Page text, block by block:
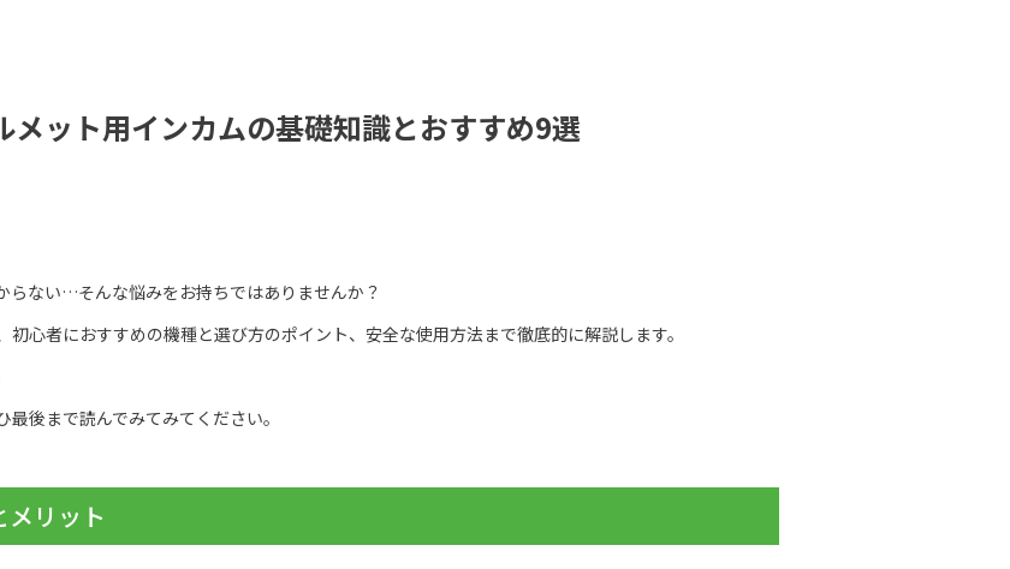
メット用インカムの基礎知識とおすすめ9選
らない…そんな悩みをお持ちではありませんか？
心者におすすめの機種と選び方のポイント、安全な使用方法まで徹底的に解説します。
後まで読んでみてみてください。
リット